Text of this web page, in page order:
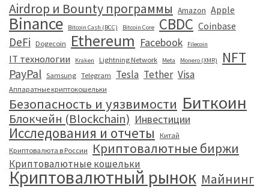
Airdrop и Bounty программы Amazon Apple
Binance Bitcoin Cash (BCC) Bitcoin Core CBDC Coinbase
DeFi Dogecoin Ethereum Facebook Filecoin
IT технологии Kraken Lightning Network Meta Monero (XMR) NFT
PayPal Samsung Telegram Tesla Tether Visa
Аппаратные криптокошельки
Безопасность и уязвимости Биткоин
Блокчейн (Blockchain) Инвестиции
Исследования и отчеты
Китай
Криптовалюта в России
Криптовалютные биржи
Криптовалютные кошельки
Криптовалютный рынок Майнинг